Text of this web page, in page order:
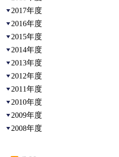
2017年度
2016年度
2015年度
2014年度
2013年度
2012年度
2011年度
2010年度
2009年度
2008年度